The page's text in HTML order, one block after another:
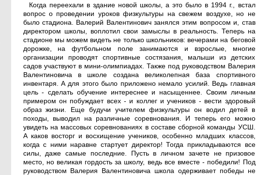
Когда переехали в здание новой школы, а это было в 1994 г., встал
вопрос о проведении уроков физкультуры на свежем воздухе, но не
было стадиона. Валерий Валентинович занялся этим вопросом и, став
директором школы, воплотил свои замыслы в реальность. Теперь на
стадионе мы можем видеть не только школьников: вечерами на беговой
дорожке, на футбольном поле занимаются и взрослые, многие
организации проводят спортивные состязания, малыши из детских
садов участвуют в мини-олимпиадах. Также под руководством Валерия
Валентиновича в школе создана великолепная база спортивного
инвентаря. А для этого было приложено немало усилий. Ведь главная
цель - сделать обучение интереснее и насыщеннее. Своим личным
примером он побуждает всех - и коллег и учеников - вести здоровый
образ жизни. Еще будучи учителем физкультуры он водил детей в
походы, выводил на различные соревнования. И теперь его можно
увидеть на массовых соревнованиях в составе сборной команды УСШ.
А каков восторг и восхищение учеников, особенно младших классов,
когда с ними наравне стартует директор! Тогда прикладываются все
силы, даже самые последние. Пусть в личном зачете не призовое
место, но великая гордость за школу, ведь все вместе - победили! Под
руководством Валерия Валентиновича школа одерживает победы не